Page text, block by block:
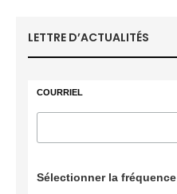
LETTRE D’ACTUALITÉS
COURRIEL
Sélectionner la fréquence